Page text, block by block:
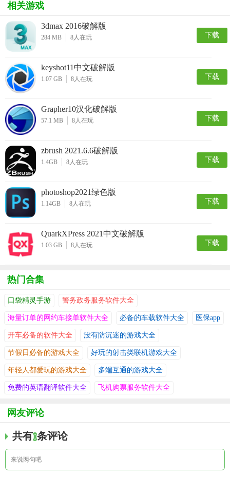
相关游戏
3dmax 2016破解版
284 MB 8人在玩 下载
keyshot11中文破解版
1.07 GB 8人在玩 下载
Grapher10汉化破解版
57.1 MB 8人在玩 下载
zbrush 2021.6.6破解版
1.4GB 8人在玩 下载
photoshop2021绿色版
1.14GB 8人在玩 下载
QuarkXPress 2021中文破解版
1.03 GB 8人在玩 下载
热门合集
口袋精灵手游 警务政务服务软件大全
海量订单的网约车接单软件大全 必备的车载软件大全 医保app
开车必备的软件大全 没有防沉迷的游戏大全
节假日必备的游戏大全 好玩的射击类联机游戏大全
年轻人都爱玩的游戏大全 多端互通的游戏大全
免费的英语翻译软件大全 飞机购票服务软件大全
网友评论
共有0条评论